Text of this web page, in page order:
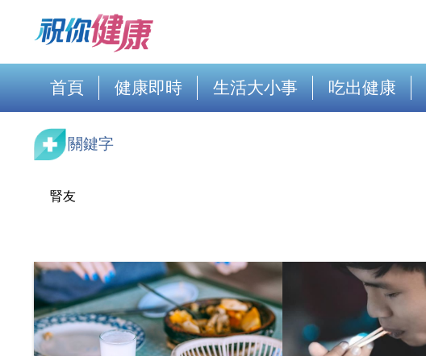
首頁 健康即時 生活大小事 吃出健康
關鍵字
腎友